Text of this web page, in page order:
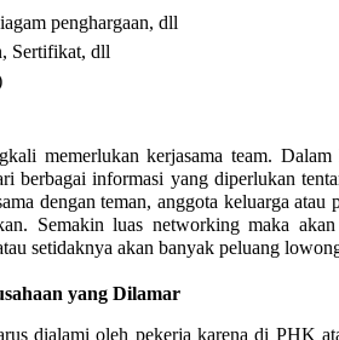
penghargaan, dll
Sertifikat, dll
memerlukan kerjasama team.
berbagai informasi yang diperlukan
dengan teman, anggota keluarga
Semakin luas networking maka
setidaknya akan banyak peluang
yang Dilamar
dialami oleh pekerja karena di PHK